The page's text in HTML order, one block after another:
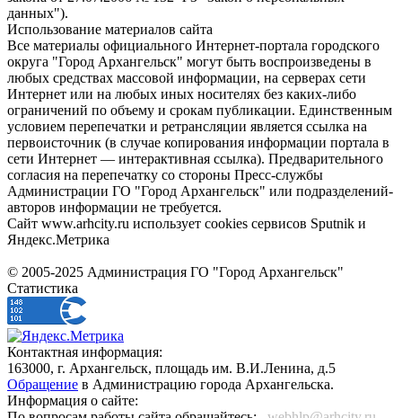
данных").
Использование материалов сайта
Все материалы официального Интернет-портала городского
округа "Город Архангельск" могут быть воспроизведены в
любых средствах массовой информации, на серверах сети
Интернет или на любых иных носителях без каких-либо
ограничений по объему и срокам публикации. Единственным
условием перепечатки и ретрансляции является ссылка на
первоисточник (в случае копирования информации портала в
сети Интернет — интерактивная ссылка). Предварительного
согласия на перепечатку со стороны Пресс-службы
Администрации ГО "Город Архангельск" или подразделений-
авторов информации не требуется.
Сайт www.arhcity.ru использует cookies сервисов Sputnik и
Яндекс.Метрика
© 2005-2025 Администрация ГО "Город Архангельск"
Статистика
Контактная информация:
163000, г. Архангельск, площадь им. В.И.Ленина, д.5
Обращение в Администрацию города Архангельска.
Информация о сайте: